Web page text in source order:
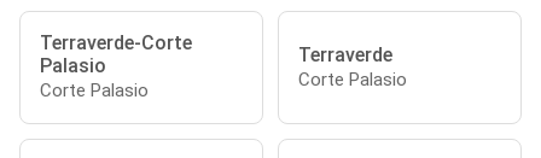
Terraverde-Corte
Palasio
Corte Palasio
Terraverde
Corte Palasio